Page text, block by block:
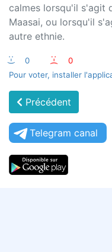
calmes lorsqu'il s'agit
Maasai, ou lorsqu'il
autre ethnie.
:-) 0 :-(
0
Pour voter, installer
Précédent
Telegram canal